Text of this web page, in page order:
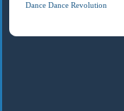
Dance Dance Revolution